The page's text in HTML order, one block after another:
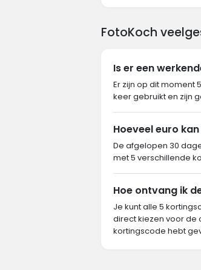
FotoKoch
Is er een
Er zijn op dit moment
keer gebruikt en zijn
Hoeveel euro
De afgelopen 30
met 5 verschillende
Hoe ontvang ik
Je kunt alle 5
direct kiezen voor de
kortingscode hebt